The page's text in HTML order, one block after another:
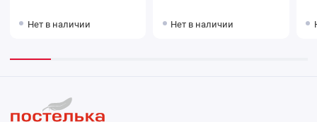
Нет в наличии Нет в наличии